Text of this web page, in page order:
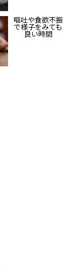
嘔吐や食欲不振
で様子をみても
良い時間